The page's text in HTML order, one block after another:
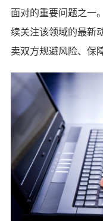
面对的重要问题之一
续关注该领域的最新
卖双方规避风险、保